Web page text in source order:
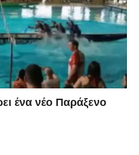
ένα νέο Παράξενο